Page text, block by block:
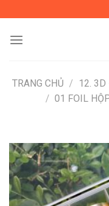
content
TRANG CHỦ / 12. 3D
/ 01 FOIL